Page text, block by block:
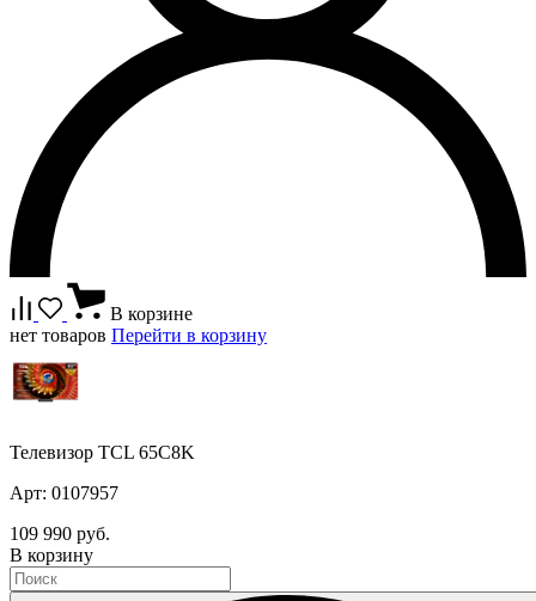
В корзине
нет товаров Перейти в корзину
Телевизор TCL 65C8K
Арт: 0107957
109 990 руб.
В корзину